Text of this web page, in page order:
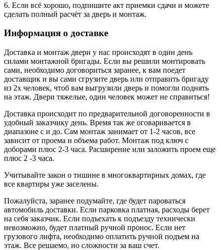
6. Если всё хорошо, подпишите акт приемки сдачи и можете
сделать полный расчёт за дверь и монтаж.
Информация о доставке
Доставка и монтаж двери у нас происходят в один день
силами монтажной бригады. Если вы решили монтировать
сами, необходимо договориться заранее, к вам поедет
доставщик и вы сами сгрузите дверь или отправить бригаду
из 2х человек, чтоб вам выгрузили дверь и помогли поднять
на этаж. Двери тяжелые, один человек может не справиться!
Доставка происходит по предварительной договоренности в
удобный заказчику день. Время так же оговаривается в
диапазоне с и до. Сам монтаж занимает от 1-2 часов, все
зависит от проема и объема работ. Монтаж под ключ с
доборами плюс 2-3 часа. Расширение или заложить проем еще
плюс 2 -3 часа.
Учитывайте закон о тишине в многоквартирных домах, где
все квартиры уже заселены.
Пожалуйста, заранее подумайте, где будет пароваться
автомобиль доставки. Если парковка платная, расходы берет
на себя заказчик. Если подъехать к подъезду технически
невозможно, будет платный ручной пронос. Если нет
грузового лифта, необходимо оплатить ручной подъем на
этаж. Все решаемо, но сложности за ваш счет.